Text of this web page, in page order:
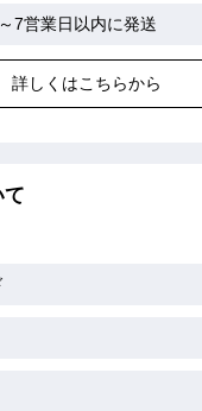
7営業日以内に発送
詳しくはこちらから